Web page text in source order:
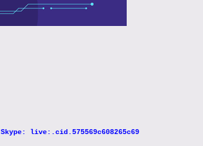
Skype: live:.cid.575569c608265c69